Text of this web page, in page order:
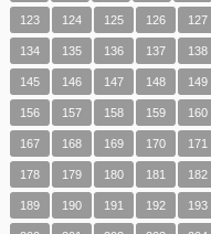
123 124 125 126 127
134 135 136 137 138
145 146 147 148 149
156 157 158 159 160
167 168 169 170 171
178 179 180 181 182
189 190 191 192 193